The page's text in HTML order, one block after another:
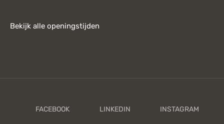
Bekijk alle openingstijden